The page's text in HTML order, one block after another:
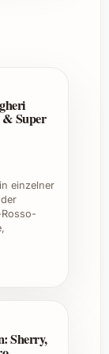
Anlässe
Jubiläen
dem
2022er
weiter an
°C
zur
& Super
einzelner
Sherry,